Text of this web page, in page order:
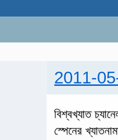
2011-
বিশ্বখ্যাত
স্পেনের